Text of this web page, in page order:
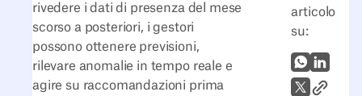
articolo
su:
WhatsApp
X (Twitter)
Link
rivedere i dati di presenza del mese
scorso a posteriori, i gestori
possono ottenere previsioni,
rilevare anomalie in tempo reale e
agire su raccomandazioni prima